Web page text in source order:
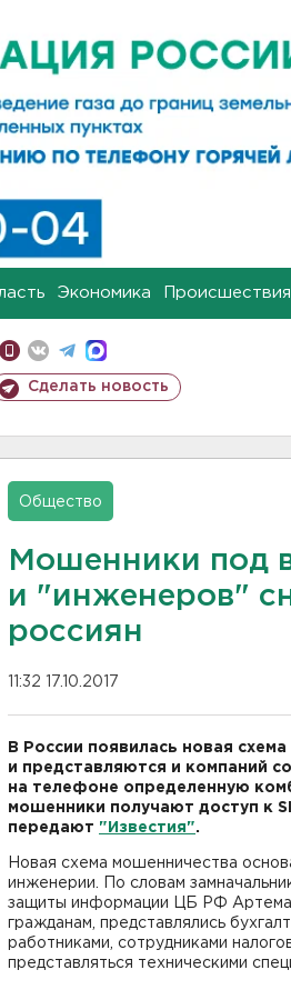
Экономика Происшествия
Сделать новость
Общество
Мошенники под
и "инженеров"
россиян
11:32 17.10.2017
В России появилась новая
и представляются и компаний
на телефоне определенную
мошенники получают доступ к
передают "Известия".
Новая схема мошенничества
инженерии. По словам
защиты информации ЦБ РФ
гражданам, представлялись
работниками, сотрудниками
представляться техническими